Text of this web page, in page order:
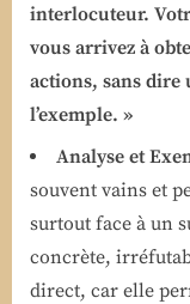
interlocuteur.
vous arrivez à
actions, sans dire
l’exemple. »
Analyse et
souvent vains et
surtout face à un
concrète,
direct, car elle